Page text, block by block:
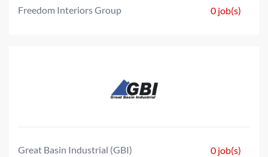
Freedom Interiors Group 0 job(s)
Great Basin Industrial (GBI) 0 job(s)